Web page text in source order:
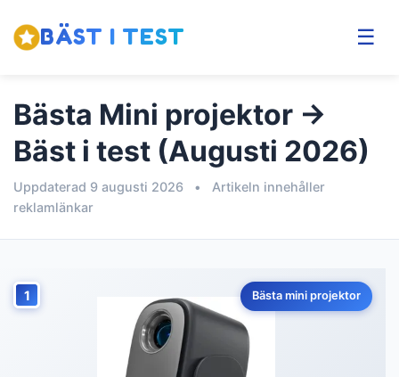
BÄST I TEST ☰
Bästa Mini projektor →
Bäst i test (Augusti 2026)
Uppdaterad 9 augusti 2026 •
Artikeln innehåller
reklamlänkar
1 Bästa mini projektor